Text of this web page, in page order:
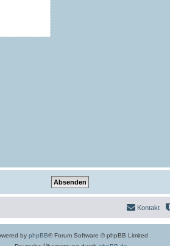
Kontakt
by phpBB® Forum Software © phpBB Limited